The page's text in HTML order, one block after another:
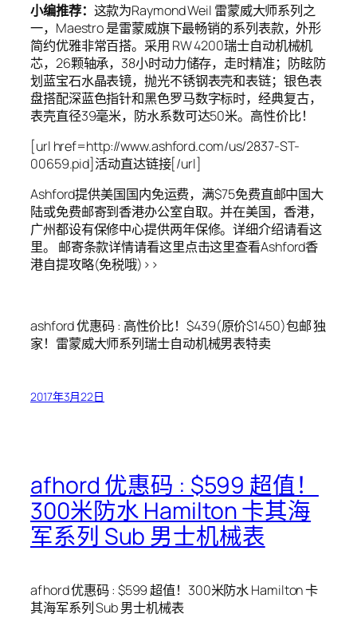
小编推荐： 这款为Raymond Weil 雷蒙威大师系列之
一，Maestro 是雷蒙威旗下最畅销的系列表款，外形
简约优雅非常百搭。采用 RW 4200瑞士自动机械机
芯，26颗轴承，38小时动力储存，走时精准；防眩防
划蓝宝石水晶表镜，抛光不锈钢表壳和表链；银色表
盘搭配深蓝色指针和黑色罗马数字标时，经典复古，
表壳直径39毫米，防水系数可达50米。高性价比！
[url href=http://www.ashford.com/us/2837-ST-
00659.pid]活动直达链接[/url]
Ashford提供美国国内免运费，满$75免费直邮中国大
陆或免费邮寄到香港办公室自取。并在美国，香港，
广州都设有保修中心提供两年保修。详细介绍请看这
里。 邮寄条款详情请看这里点击这里查看Ashford香
港自提攻略(免税哦)>>
ashford 优惠码 : 高性价比！$439(原价$1450)包邮 独
家！雷蒙威大师系列瑞士自动机械男表特卖
2017年3月22日
afhord 优惠码 : $599 超值！
300米防水 Hamilton 卡其海
军系列 Sub 男士机械表
afhord 优惠码 : $599 超值！300米防水 Hamilton 卡
其海军系列 Sub 男士机械表